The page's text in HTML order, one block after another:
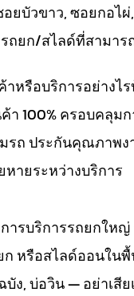
ยบัวขาว, ซอยกอไ
ถยก/สไลด์ที่สามาร
หรือบริการอย่างไร
า 100% ครอบคลุม
รถ ประกันคุณภาพ
ายระหว่างบริการ
รบริการรถยกใหญ่
ก หรือสไลด์ออนใน
ง, บ่อวิน — อย่าเสีย